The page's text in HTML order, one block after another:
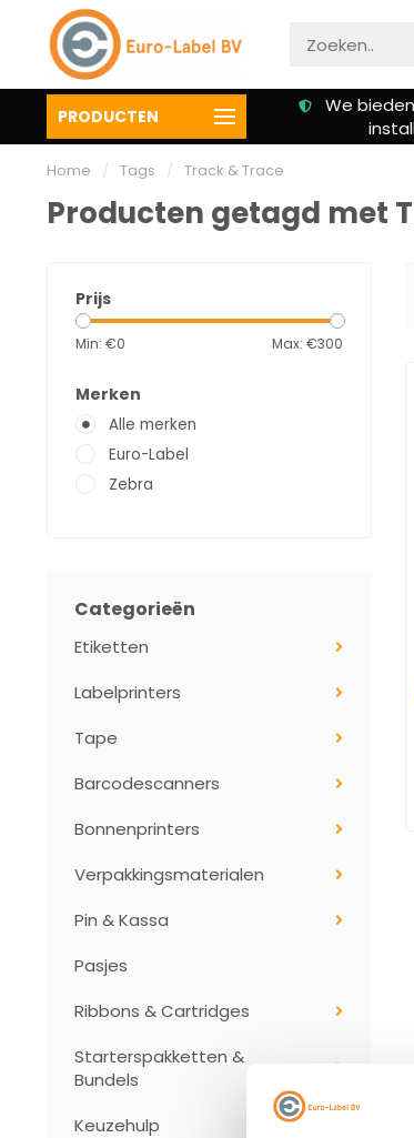
PRODUCTEN
Gratis verzending vanaf €
50,00
We
Home / Tags / Track & Trace‎
Producten getagd met
Prijs
Min: €0 Max: €300
Merken
Alle merken
Euro-Label
Zebra
Categorieën
Etiketten
Labelprinters
Tape
Barcodescanners
Bonnenprinters
Verpakkingsmaterialen
Pin & Kassa
Pasjes
Ribbons & Cartridges
Starterspakketten &
Bundels
Keuzehulp